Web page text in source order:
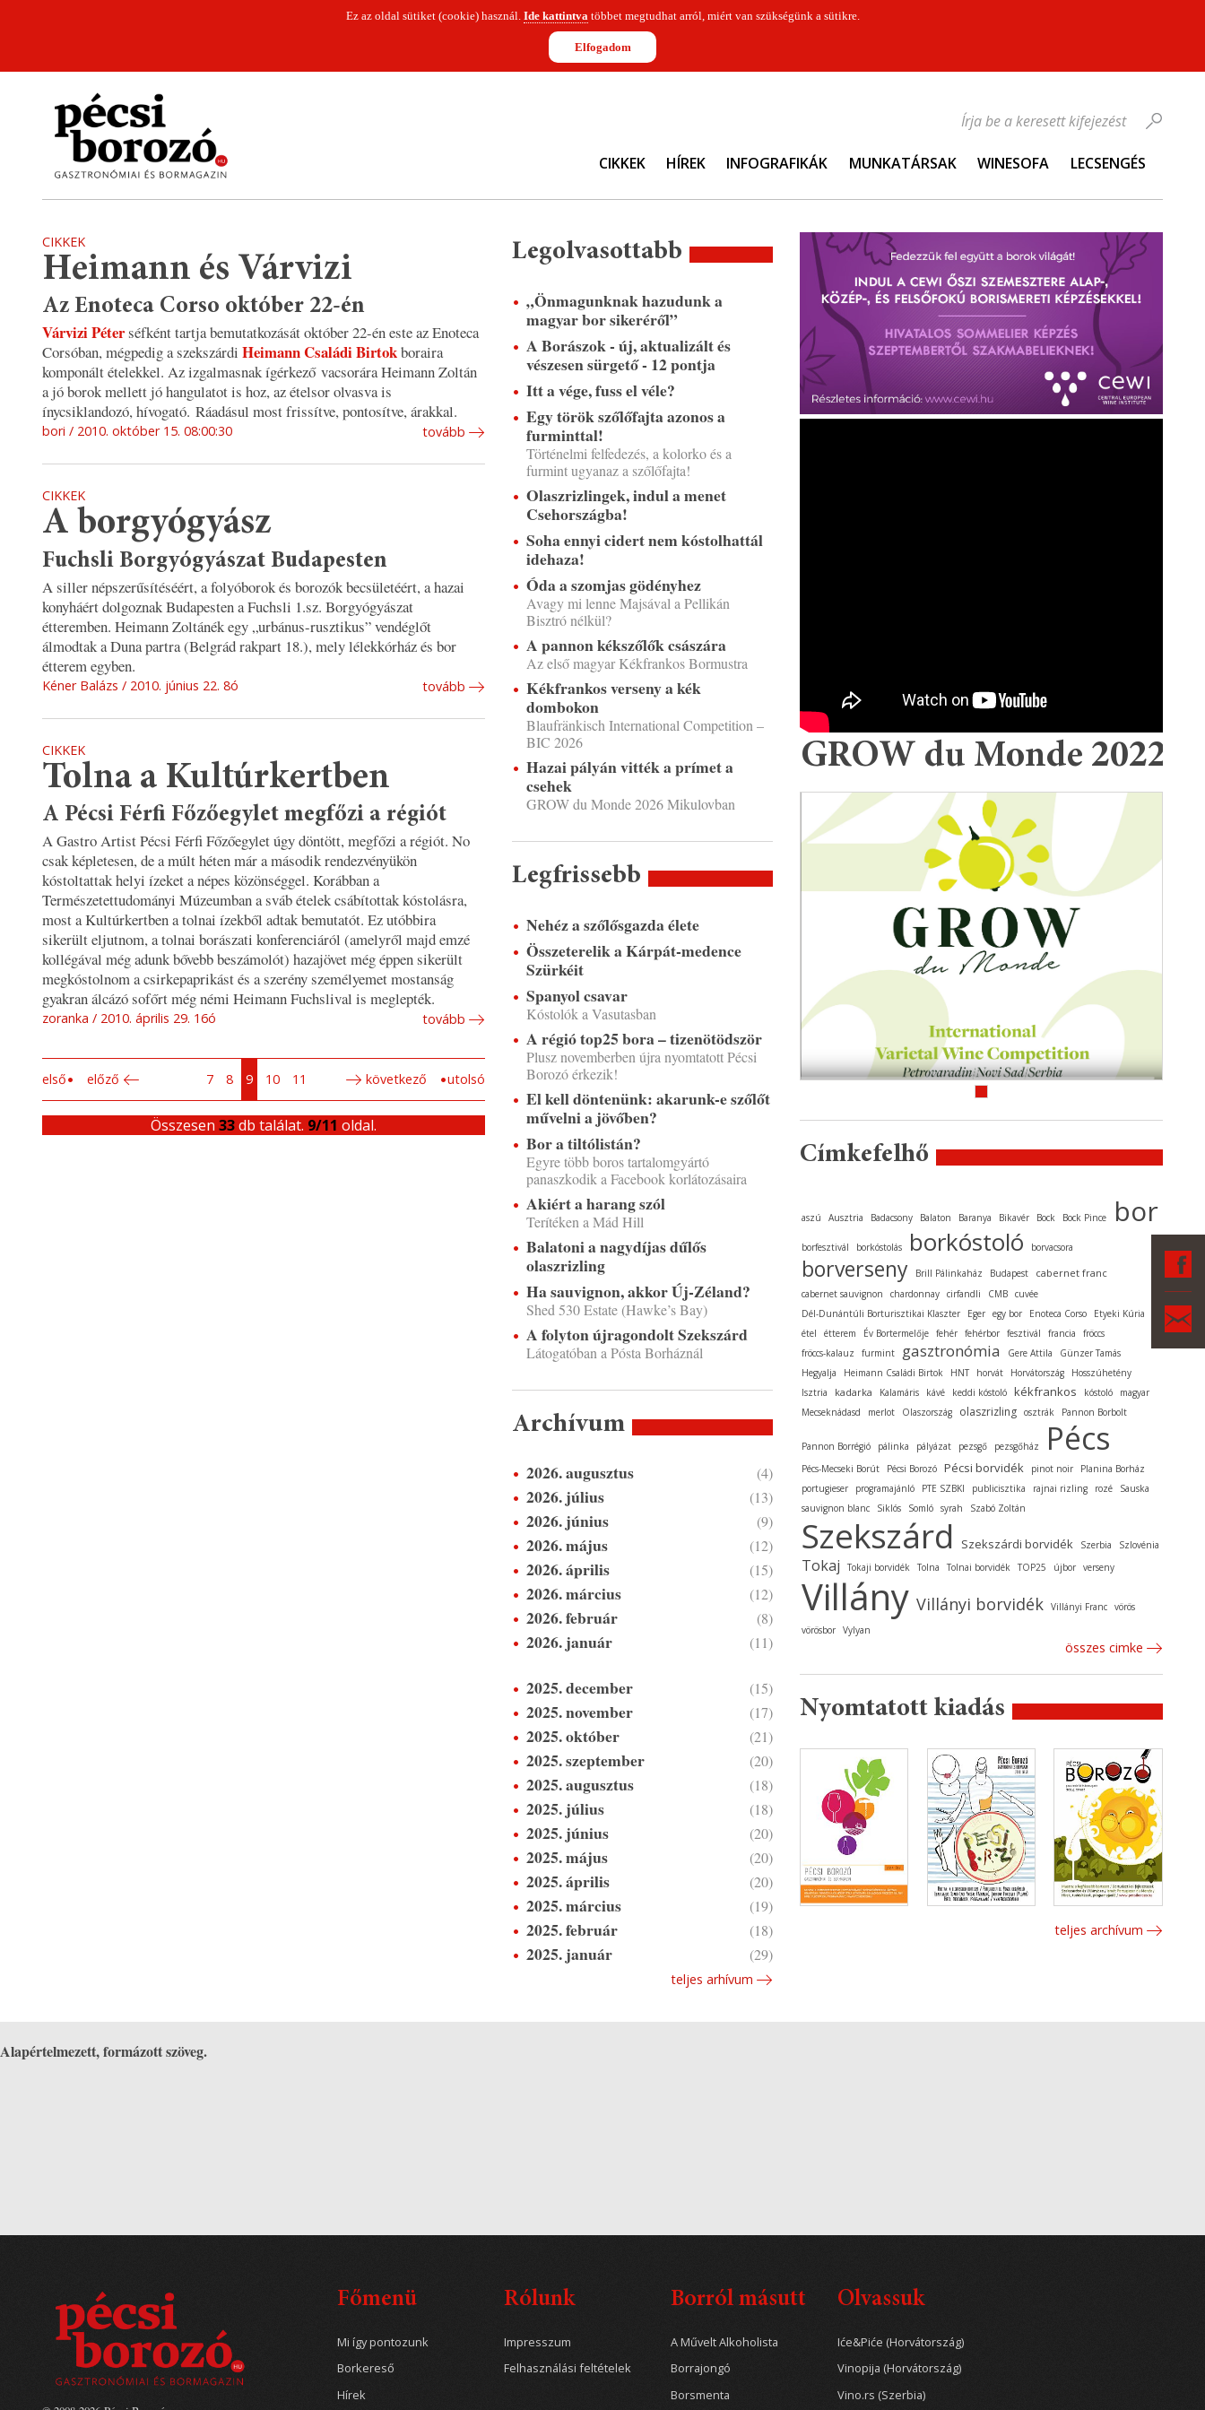
Ez az oldal sütiket (cookie) használ. Ide kattintvatöbbet megtudhat arról, miért van szükségünk a sütikre.
Elfogadom
CIKKEK HÍREK INFOGRAFIKÁK MUNKATÁRSAK WINESOFA LECSENGÉS
Írja be a keresett kifejezést
CIKKEK
Heimann és Várvizi
Az Enoteca Corso október 22-én
Várvizi Péterséfként tartja bemutatkozását október 22-én este az Enoteca
Corsóban, mégpedig a szekszárdi Heimann Családi Birtokboraira
komponált ételekkel. Az izgalmasnak ígérkező vacsorára Heimann Zoltán
a jó borok mellett jó hangulatot is hoz, az ételsor olvasva is
ínycsiklandozó, hívogató. Ráadásul most frissítve, pontosítve, árakkal.
bori 2010. október 15. 08:00:30 tovább
CIKKEK
A borgyógyász
Fuchsli Borgyógyászat Budapesten
A siller népszerűsítéséért, a folyóborok és borozók becsületéért, a hazai
konyháért dolgoznak Budapesten a Fuchsli 1.sz. Borgyógyászat
étteremben. Heimann Zoltánék egy „urbánus-rusztikus” vendéglőt
álmodtak a Duna partra (Belgrád rakpart 18.), mely lélekkórház és bor
étterem egyben.
Kéner Balázs 2010. június 22. 8ó tovább
CIKKEK
Tolna a Kultúrkertben
A Pécsi Férfi Főzőegylet megfőzi a régiót
A Gastro Artist Pécsi Férfi Főzőegylet úgy döntött, megfőzi a régiót. No
csak képletesen, de a múlt héten már a második rendezvényükön
kóstoltattak helyi ízeket a népes közönséggel. Korábban a
Természetettudományi Múzeumban a sváb ételek csábítottak kóstolásra,
most a Kultúrkertben a tolnai ízekből adtak bemutatót. Ez utóbbira
sikerült eljutnom, a tolnai borászati konferenciáról (amelyről majd emzé
kollégával még adunk bővebb beszámolót) hazajövet még éppen sikerült
megkóstolnom a csirkepaprikást és a szerény személyemet mostanság
gyakran álcázó sofőrt még némi Heimann Fuchslival is meglepték.
zoranka 2010. április 29. 16ó tovább
első előző 7 8 9 10 11 következő utolsó
Összesen 33db találat. 9/11 oldal.
Legolvasottabb
„Önmagunknak hazudunk a
magyar bor sikeréről”
A Borászok - új, aktualizált és
vészesen sürgető - 12 pontja
Itt a vége, fuss el véle?
Egy török szőlőfajta azonos a
furminttal!
Történelmi felfedezés, a kolorko és a
furmint ugyanaz a szőlőfajta!
Olaszrizlingek, indul a menet
Csehországba!
Soha ennyi cidert nem kóstolhattál
idehaza!
Óda a szomjas gödényhez
Avagy mi lenne Majsával a Pellikán
Bisztró nélkül?
A pannon kékszőlők császára
Az első magyar Kékfrankos Bormustra
Kékfrankos verseny a kék
dombokon
Blaufränkisch International Competition –
BIC 2026
Hazai pályán vitték a prímet a
csehek
GROW du Monde 2026 Mikulovban
Legfrissebb
Nehéz a szőlősgazda élete
Összeterelik a Kárpát-medence
Szürkéit
Spanyol csavar
Kóstolók a Vasutasban
A régió top25 bora – tizenötödször
Plusz novemberben újra nyomtatott Pécsi
Borozó érkezik!
El kell döntenünk: akarunk-e szőlőt
művelni a jövőben?
Bor a tiltólistán?
Egyre több boros tartalomgyártó
panaszkodik a Facebook korlátozásaira
Akiért a harang szól
Terítéken a Mád Hill
Balatoni a nagydíjas dűlős
olaszrizling
Ha sauvignon, akkor Új-Zéland?
Shed 530 Estate (Hawke’s Bay)
A folyton újragondolt Szekszárd
Látogatóban a Pósta Borháznál
Archívum
2026. augusztus (4)
2026. július (13)
2026. június (9)
2026. május (12)
2026. április (15)
2026. március (12)
2026. február (8)
2026. január (11)
2025. december (15)
2025. november (17)
2025. október (21)
2025. szeptember (20)
2025. augusztus (18)
2025. július (18)
2025. június (20)
2025. május (20)
2025. április (20)
2025. március (19)
2025. február (18)
2025. január (29)
teljes arhívum
GROW du Monde 2022
Címkefelhő
aszú Ausztria Badacsony Balaton Baranya Bikavér Bock Bock Pince bor
borfesztivál borkóstolás borkóstoló borvacsora
borverseny Brill Pálinkaház Budapest cabernet franc
cabernet sauvignon chardonnay cirfandli CMB cuvée
Dél-Dunántúli Borturisztikai Klaszter
Eger egy bor Enoteca Corso
Etyeki Kúria
étel
étterem Év Bortermelője fehér fehérbor fesztivál francia
fröccs
fröccs-kalauz
furmint gasztronómia Gere Attila
Günzer Tamás
Hegyalja
Heimann Családi Birtok HNT horvát Horvátország
Hosszúhetény
Isztria
kadarka Kalamáris kávé keddi kóstoló kékfrankos kóstoló
magyar
Mecseknádasd
merlot Olaszország olaszrizling osztrák Pannon Borbolt
Pannon Borrégió pálinka pályázat pezsgő pezsgőház Pécs
Pécs-Mecseki Borút Pécsi Borozó Pécsi borvidék pinot noir
Planina Borház
portugieser
programajánló PTE SZBKI publicisztika rajnai rizling rozé
Sauska
sauvignon blanc
Siklós Somló syrah Szabó Zoltán
Szekszárd Szekszárdi borvidék Szerbia Szlovénia
Tokaj Tokaji borvidék Tolna Tolnai borvidék TOP25 újbor verseny
Villány Villányi borvidék Villányi Franc vörös
vörösbor Vylyan
összes cimke
Nyomtatott kiadás
teljes archívum
Alapértelmezett, formázott szöveg.
Főmenü
Mi így pontozunk
Borkereső
Hírek
Rólunk
Impresszum
Felhasználási feltételek
Borról másutt
A Művelt Alkoholista
Borrajongó
Borsmenta
Olvassuk
Iće&Piće (Horvátország)
Vinopija (Horvátország)
Vino.rs (Szerbia)